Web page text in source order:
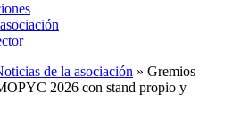
de la asociación » Gremios
2026 con stand propio y